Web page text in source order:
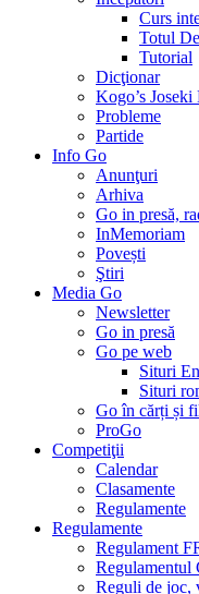
Curs
Totul
Tutorial
Dicţionar
Kogo’s
Probleme
Partide
Info Go
Anunţuri
Arhiva
Go in presă,
InMemoriam
Povești
Ştiri
Media Go
Newsletter
Go in presă
Go pe web
Situri
Situri
Go în cărți și
ProGo
Competiţii
Calendar
Clasamente
Regulamente
Regulamente
Regulament
Regulamentul
Reguli de joc,